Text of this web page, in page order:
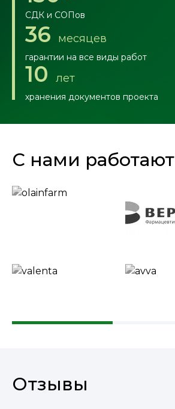
СДК и СОПов
36 месяцев
гарантии на все виды работ
10 лет
хранения документов проекта
С нами работают
Отзывы